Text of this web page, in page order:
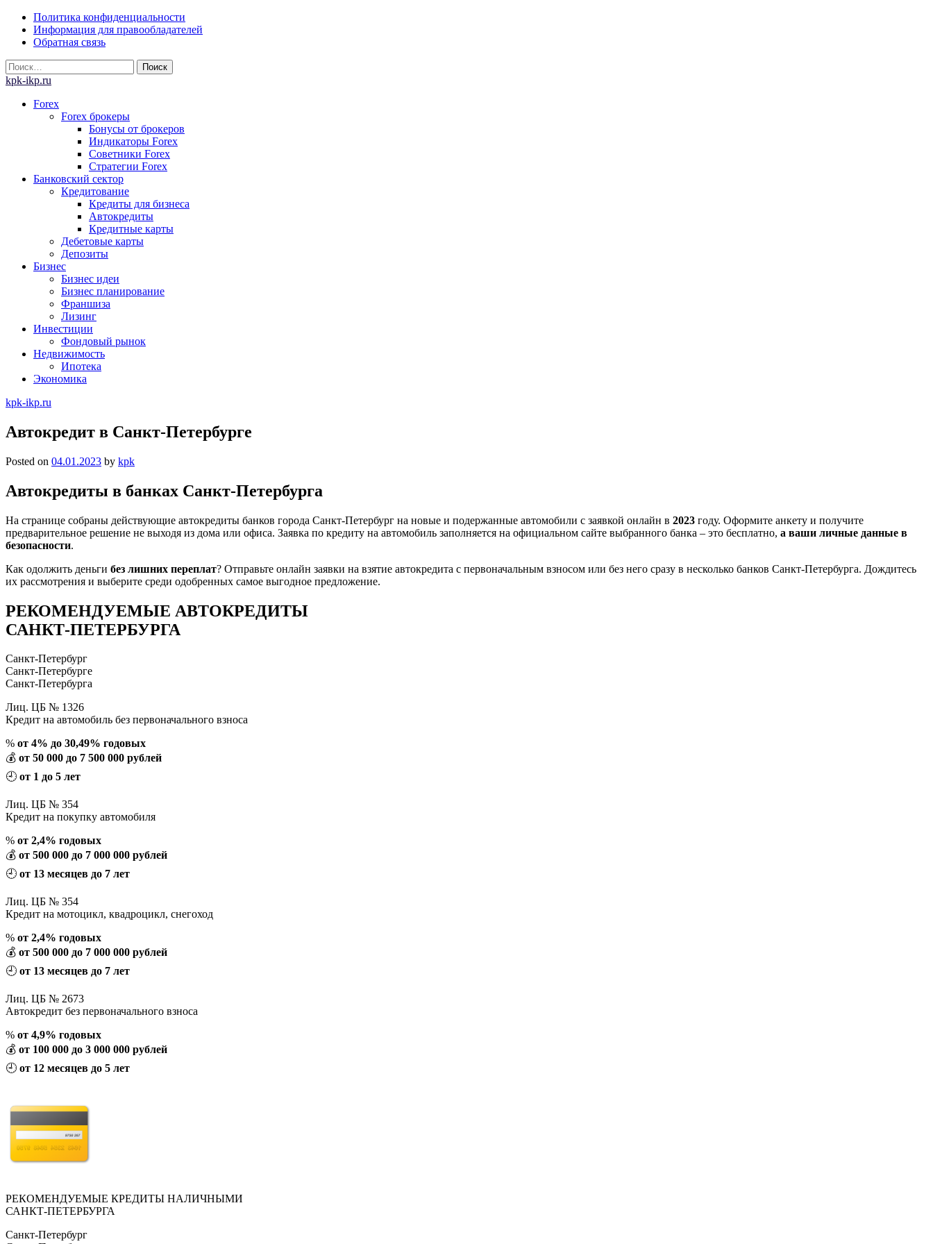
Skip
content
Политика конфиденциальности
Информация для правообладателей
Обратная связь
Найти:
kpk-ikp.ru
Forex
Forex брокеры
Бонусы от брокеров
Индикаторы Forex
Советники Forex
Стратегии Forex
Банковский сектор
Кредитование
Кредиты для бизнеса
Автокредиты
Кредитные карты
Дебетовые карты
Депозиты
Бизнес
Бизнес идеи
Бизнес планирование
Франшиза
Лизинг
Инвестиции
Фондовый рынок
Недвижимость
Ипотека
Экономика
kpk-ikp.ru
Автокредит в Санкт-Петербурге
Posted on 04.01.2023 by kpk
Автокредиты в банках Санкт-Петербурга
На странице собраны действующие автокредиты банков города Санкт-Петербург на новые и подержанные автомобили с заявкой онлайн в 2023 году. Оформите анкету и получите
предварительное решение не выходя из дома или офиса. Заявка по кредиту на автомобиль заполняется на официальном сайте выбранного банка – это бесплатно, а ваши личные данные в
безопасности.
Как одолжить деньги без лишних переплат? Отправьте онлайн заявки на взятие автокредита с первоначальным взносом или без него сразу в несколько банков Санкт-Петербурга. Дождитесь
их рассмотрения и выберите среди одобренных самое выгодное предложение.
РЕКОМЕНДУЕМЫЕ АВТОКРЕДИТЫ
САНКТ-ПЕТЕРБУРГА
Санкт-Петербург
Санкт-Петербурге
Санкт-Петербурга
Лиц. ЦБ № 1326
Кредит на автомобиль без первоначального взноса
% от 4% до 30,49% годовых
💰 от 50 000 до 7 500 000 рублей
🕘 от 1 до 5 лет
Лиц. ЦБ № 354
Кредит на покупку автомобиля
% от 2,4% годовых
💰 от 500 000 до 7 000 000 рублей
🕘 от 13 месяцев до 7 лет
Лиц. ЦБ № 354
Кредит на мотоцикл, квадроцикл, снегоход
% от 2,4% годовых
💰 от 500 000 до 7 000 000 рублей
🕘 от 13 месяцев до 7 лет
Лиц. ЦБ № 2673
Автокредит без первоначального взноса
% от 4,9% годовых
💰 от 100 000 до 3 000 000 рублей
🕘 от 12 месяцев до 5 лет
РЕКОМЕНДУЕМЫЕ КРЕДИТЫ НАЛИЧНЫМИ
САНКТ-ПЕТЕРБУРГА
Санкт-Петербург